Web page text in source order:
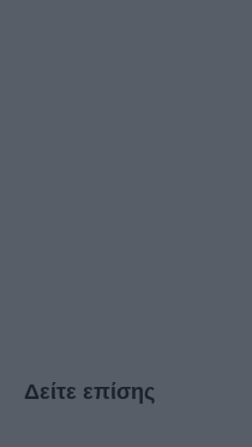
Δείτε επίσης